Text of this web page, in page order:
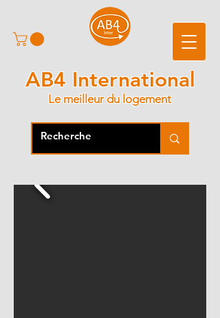
AB4 International
Le meilleur du logement